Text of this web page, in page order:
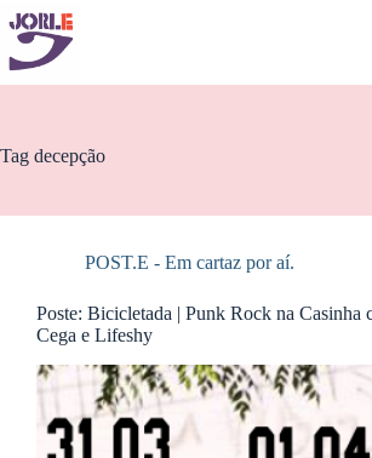
Pular
para
conteúdo
Tag decepção
POST.E - Em cartaz por aí.
Poste: Bicicletada | Punk Rock na Casinha
Cega e Lifeshy